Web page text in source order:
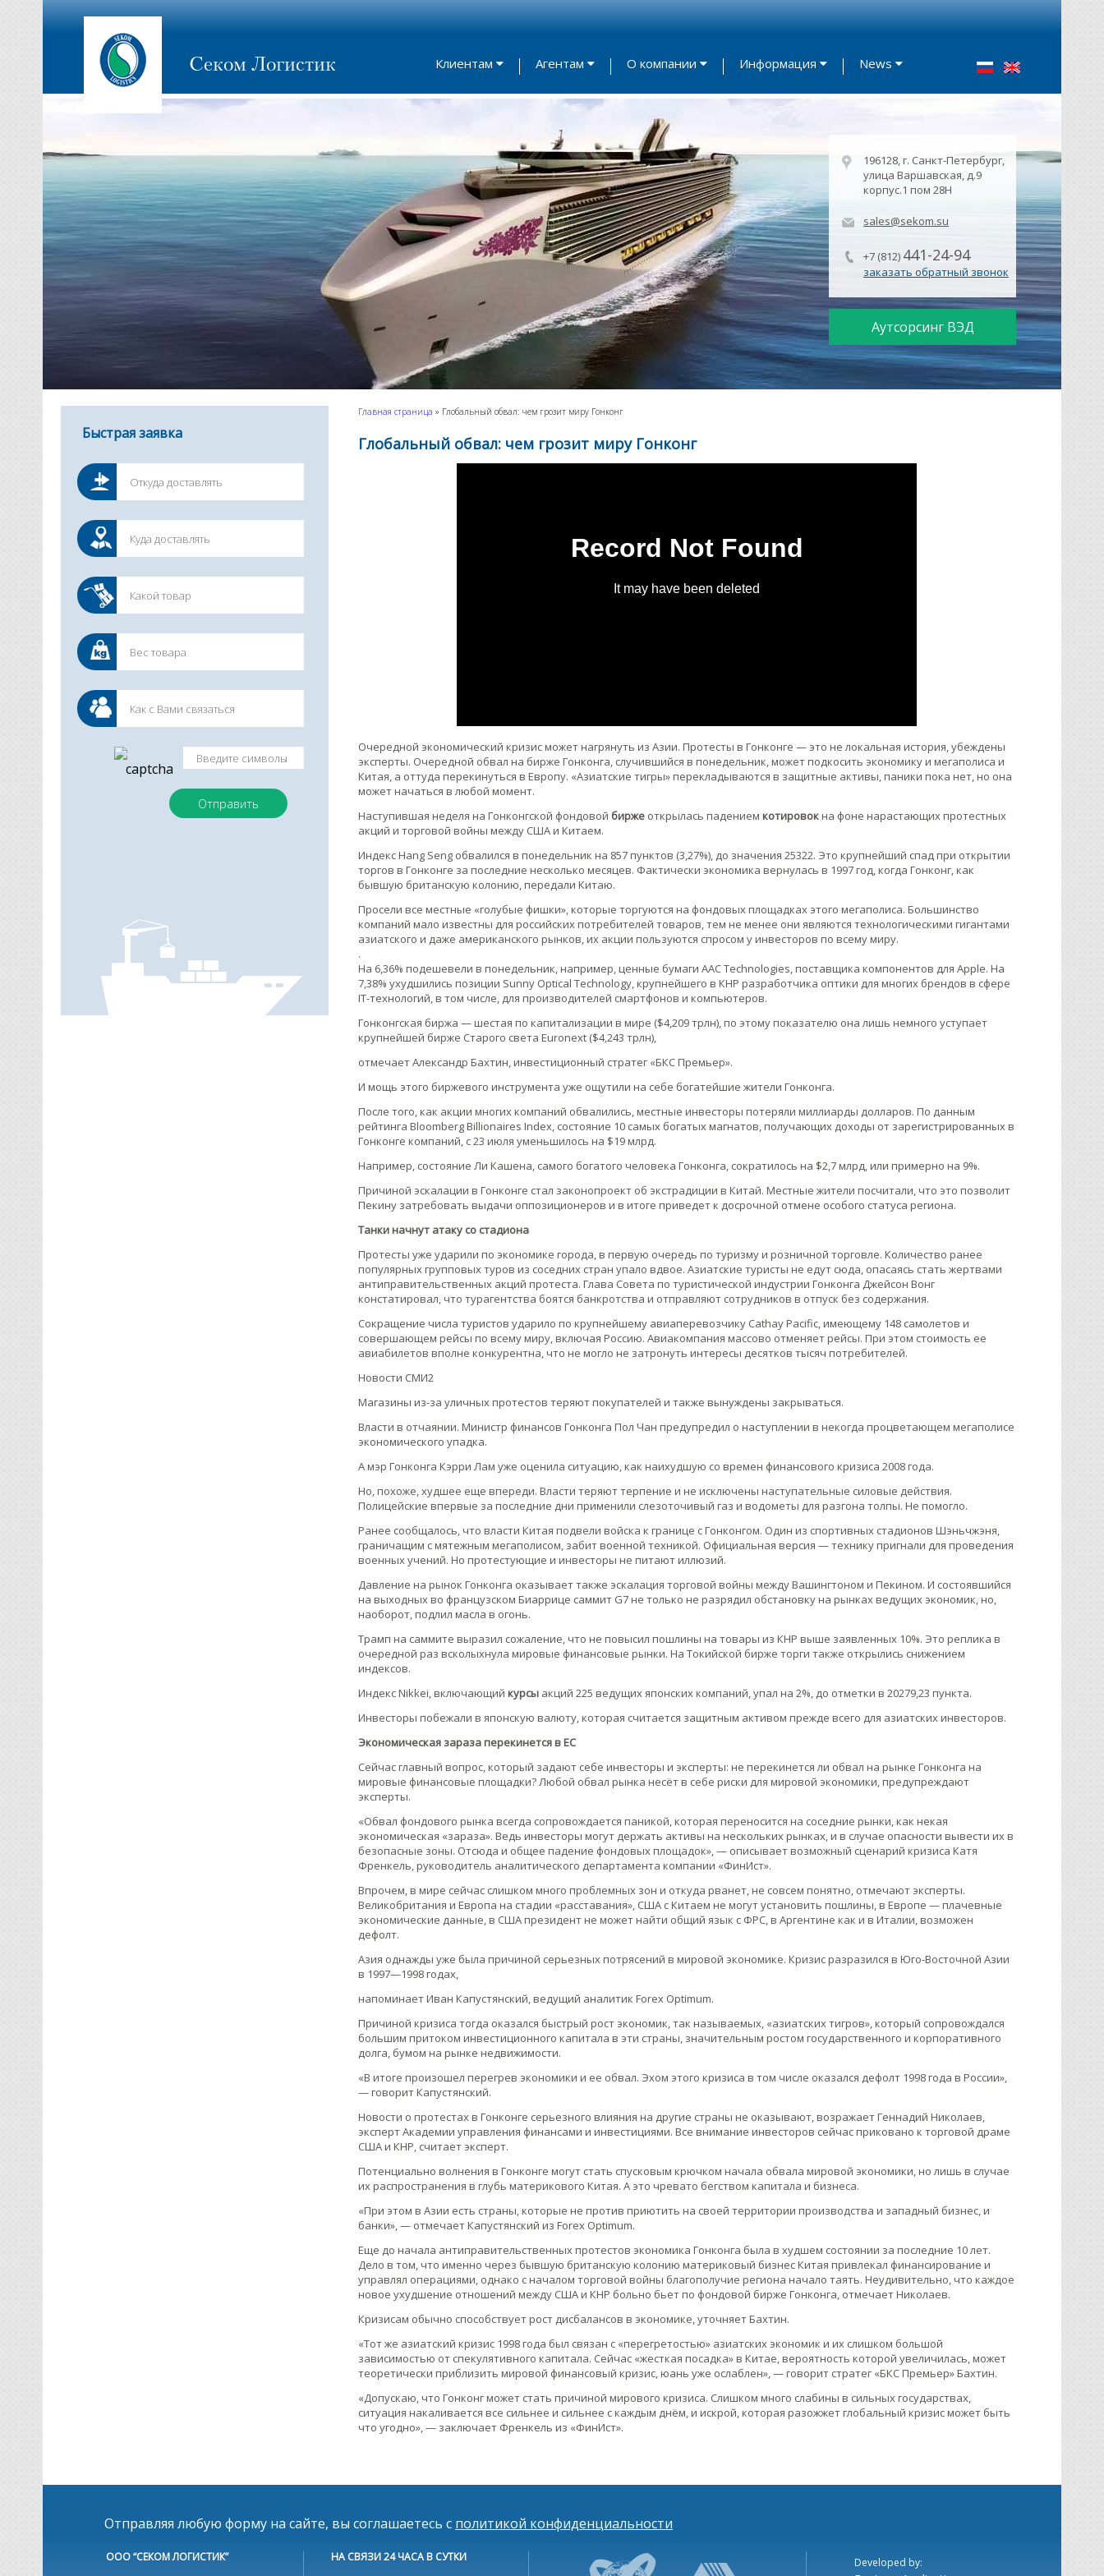
Секом Логистик Клиентам Агентам О компании Информация News
196128, г. Санкт-Петербург,
улица Варшавская, д.9
корпус.1 пом 28Н
sales@sekom.su
+7 (812) 441-24-94
заказать обратный звонок
Аутсорсинг ВЭД
Быстрая заявка
Главная страница » Глобальный обвал: чем грозит миру Гонконг
Глобальный обвал: чем грозит миру Гонконг
Очередной экономический кризис может нагрянуть из Азии. Протесты в Гонконге — это не локальная история, убеждены
эксперты. Очередной обвал на бирже Гонконга, случившийся в понедельник, может подкосить экономику и мегаполиса и
Китая, а оттуда перекинуться в Европу. «Азиатские тигры» перекладываются в защитные активы, паники пока нет, но она
может начаться в любой момент.
Наступившая неделя на Гонконгской фондовой бирже открылась падением котировокна фоне нарастающих протестных
акций и торговой войны между США и Китаем.
Индекс Hang Seng обвалился в понедельник на 857 пунктов (3,27%), до значения 25322. Это крупнейший спад при открытии
торгов в Гонконге за последние несколько месяцев. Фактически экономика вернулась в 1997 год, когда Гонконг, как
бывшую британскую колонию, передали Китаю.
Просели все местные «голубые фишки», которые торгуются на фондовых площадках этого мегаполиса. Большинство
компаний мало известны для российских потребителей товаров, тем не менее они являются технологическими гигантами
азиатского и даже американского рынков, их акции пользуются спросом у инвесторов по всему миру.
.
На 6,36% подешевели в понедельник, например, ценные бумаги AAC Technologies, поставщика компонентов для Apple. На
7,38% ухудшились позиции Sunny Optical Technology, крупнейшего в КНР разработчика оптики для многих брендов в сфере
IT-технологий, в том числе, для производителей смартфонов и компьютеров.
Гонконгская биржа — шестая по капитализации в мире ($4,209 трлн), по этому показателю она лишь немного уступает
крупнейшей бирже Старого света Euronext ($4,243 трлн),
отмечает Александр Бахтин, инвестиционный стратег «БКС Премьер».
И мощь этого биржевого инструмента уже ощутили на себе богатейшие жители Гонконга.
После того, как акции многих компаний обвалились, местные инвесторы потеряли миллиарды долларов. По данным
рейтинга Bloomberg Billionaires Index, состояние 10 самых богатых магнатов, получающих доходы от зарегистрированных в
Гонконге компаний, с 23 июля уменьшилось на $19 млрд.
Например, состояние Ли Кашена, самого богатого человека Гонконга, сократилось на $2,7 млрд, или примерно на 9%.
Причиной эскалации в Гонконге стал законопроект об экстрадиции в Китай. Местные жители посчитали, что это позволит
Пекину затребовать выдачи оппозиционеров и в итоге приведет к досрочной отмене особого статуса региона.
Танки начнут атаку со стадиона
Протесты уже ударили по экономике города, в первую очередь по туризму и розничной торговле. Количество ранее
популярных групповых туров из соседних стран упало вдвое. Азиатские туристы не едут сюда, опасаясь стать жертвами
антиправительственных акций протеста. Глава Совета по туристической индустрии Гонконга Джейсон Вонг
констатировал, что турагентства боятся банкротства и отправляют сотрудников в отпуск без содержания.
Сокращение числа туристов ударило по крупнейшему авиаперевозчику Cathay Pacific, имеющему 148 самолетов и
совершающем рейсы по всему миру, включая Россию. Авиакомпания массово отменяет рейсы. При этом стоимость ее
авиабилетов вполне конкурентна, что не могло не затронуть интересы десятков тысяч потребителей.
Новости СМИ2
Магазины из-за уличных протестов теряют покупателей и также вынуждены закрываться.
Власти в отчаянии. Министр финансов Гонконга Пол Чан предупредил о наступлении в некогда процветающем мегаполисе
экономического упадка.
А мэр Гонконга Кэрри Лам уже оценила ситуацию, как наихудшую со времен финансового кризиса 2008 года.
Но, похоже, худшее еще впереди. Власти теряют терпение и не исключены наступательные силовые действия.
Полицейские впервые за последние дни применили слезоточивый газ и водометы для разгона толпы. Не помогло.
Ранее сообщалось, что власти Китая подвели войска к границе с Гонконгом. Один из спортивных стадионов Шэньчжэня,
граничащим с мятежным мегаполисом, забит военной техникой. Официальная версия — технику пригнали для проведения
военных учений. Но протестующие и инвесторы не питают иллюзий.
Давление на рынок Гонконга оказывает также эскалация торговой войны между Вашингтоном и Пекином. И состоявшийся
на выходных во французском Биаррице саммит G7 не только не разрядил обстановку на рынках ведущих экономик, но,
наоборот, подлил масла в огонь.
Трамп на саммите выразил сожаление, что не повысил пошлины на товары из КНР выше заявленных 10%. Это реплика в
очередной раз всколыхнула мировые финансовые рынки. На Токийской бирже торги также открылись снижением
индексов.
Индекс Nikkei, включающий курсы акций 225 ведущих японских компаний, упал на 2%, до отметки в 20279,23 пункта.
Инвесторы побежали в японскую валюту, которая считается защитным активом прежде всего для азиатских инвесторов.
Экономическая зараза перекинется в ЕС
Сейчас главный вопрос, который задают себе инвесторы и эксперты: не перекинется ли обвал на рынке Гонконга на
мировые финансовые площадки? Любой обвал рынка несёт в себе риски для мировой экономики, предупреждают
эксперты.
«Обвал фондового рынка всегда сопровождается паникой, которая переносится на соседние рынки, как некая
экономическая «зараза». Ведь инвесторы могут держать активы на нескольких рынках, и в случае опасности вывести их в
безопасные зоны. Отсюда и общее падение фондовых площадок», — описывает возможный сценарий кризиса Катя
Френкель, руководитель аналитического департамента компании «ФинИст».
Впрочем, в мире сейчас слишком много проблемных зон и откуда рванет, не совсем понятно, отмечают эксперты.
Великобритания и Европа на стадии «расставания», США с Китаем не могут установить пошлины, в Европе — плачевные
экономические данные, в США президент не может найти общий язык с ФРС, в Аргентине как и в Италии, возможен
дефолт.
Азия однажды уже была причиной серьезных потрясений в мировой экономике. Кризис разразился в Юго-Восточной Азии
в 1997—1998 годах,
напоминает Иван Капустянский, ведущий аналитик Forex Optimum.
Причиной кризиса тогда оказался быстрый рост экономик, так называемых, «азиатских тигров», который сопровождался
большим притоком инвестиционного капитала в эти страны, значительным ростом государственного и корпоративного
долга, бумом на рынке недвижимости.
«В итоге произошел перегрев экономики и ее обвал. Эхом этого кризиса в том числе оказался дефолт 1998 года в России»,
— говорит Капустянский.
Новости о протестах в Гонконге серьезного влияния на другие страны не оказывают, возражает Геннадий Николаев,
эксперт Академии управления финансами и инвестициями. Все внимание инвесторов сейчас приковано к торговой драме
США и КНР, считает эксперт.
Потенциально волнения в Гонконге могут стать спусковым крючком начала обвала мировой экономики, но лишь в случае
их распространения в глубь материкового Китая. А это чревато бегством капитала и бизнеса.
«При этом в Азии есть страны, которые не против приютить на своей территории производства и западный бизнес, и
банки», — отмечает Капустянский из Forex Optimum.
Еще до начала антиправительственных протестов экономика Гонконга была в худшем состоянии за последние 10 лет.
Дело в том, что именно через бывшую британскую колонию материковый бизнес Китая привлекал финансирование и
управлял операциями, однако с началом торговой войны благополучие региона начало таять. Неудивительно, что каждое
новое ухудшение отношений между США и КНР больно бьет по фондовой бирже Гонконга, отмечает Николаев.
Кризисам обычно способствует рост дисбалансов в экономике, уточняет Бахтин.
«Тот же азиатский кризис 1998 года был связан с «перегретостью» азиатских экономик и их слишком большой
зависимостью от спекулятивного капитала. Сейчас «жесткая посадка» в Китае, вероятность которой увеличилась, может
теоретически приблизить мировой финансовый кризис, юань уже ослаблен», — говорит стратег «БКС Премьер» Бахтин.
«Допускаю, что Гонконг может стать причиной мирового кризиса. Слишком много слабины в сильных государствах,
ситуация накаливается все сильнее и сильнее с каждым днём, и искрой, которая разожжет глобальный кризис может быть
что угодно», — заключает Френкель из «ФинИст».
Отправляя любую форму на сайте, вы соглашаетесь с политикой конфиденциальности
ООО “СЕКОМ ЛОГИСТИК” НА СВЯЗИ 24 ЧАСА В СУТКИ Developed by: